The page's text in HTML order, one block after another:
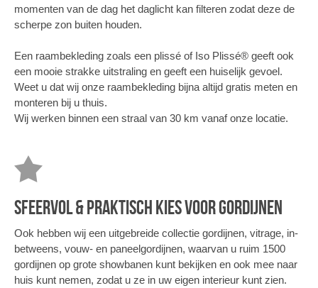
momenten van de dag het daglicht kan filteren zodat deze de
scherpe zon buiten houden.
Een raambekleding zoals een plissé of Iso Plissé® geeft ook
een mooie strakke uitstraling en geeft een huiselijk gevoel.
Weet u dat wij onze raambekleding bijna altijd gratis meten en
monteren bij u thuis.
Wij werken binnen een straal van 30 km vanaf onze locatie.
SFEERVOL & PRAKTISCH KIES VOOR GORDIJNEN
Ook hebben wij een uitgebreide collectie gordijnen, vitrage, in-
betweens, vouw- en paneelgordijnen, waarvan u ruim 1500
gordijnen op grote showbanen kunt bekijken en ook mee naar
huis kunt nemen, zodat u ze in uw eigen interieur kunt zien.